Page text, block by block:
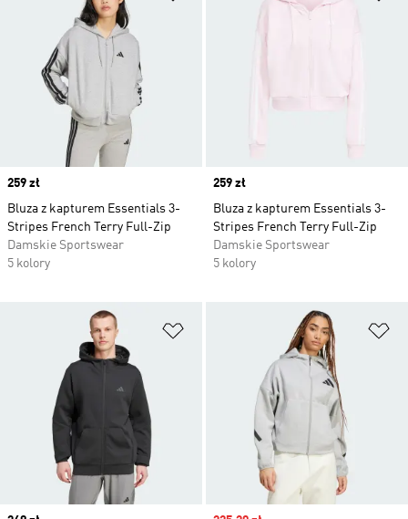
Price
259 zł
Bluza z kapturem Essentials 3-
Stripes French Terry Full-Zip
Damskie Sportswear
5 kolory
Price
259 zł
Bluza z kapturem Essentials 3-
Stripes French Terry Full-Zip
Damskie Sportswear
5 kolory
Dodaj do listy życzeń